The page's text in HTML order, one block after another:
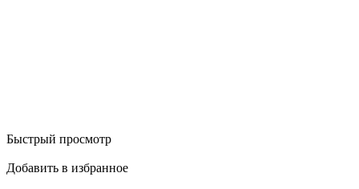
Быстрый просмотр
Добавить в избранное